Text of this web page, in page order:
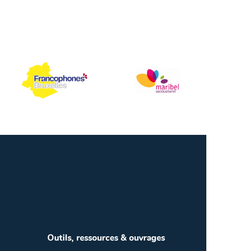
Outils, ressources & ouvrages